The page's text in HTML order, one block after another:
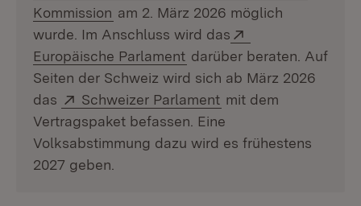
Kommission (Öffnet in neuem Fenster)
am 2. März 2026 möglich
wurde. Im Anschluss wird das
Europäische Parlament (Öffnet in neuem Fenster)
darüber beraten. Auf
Seiten der Schweiz wird sich ab März 2026
das
Extern:
Schweizer Parlament (Öffnet in neuem
mit dem
Vertragspaket befassen. Eine
Volksabstimmung dazu wird es frühestens
2027 geben.